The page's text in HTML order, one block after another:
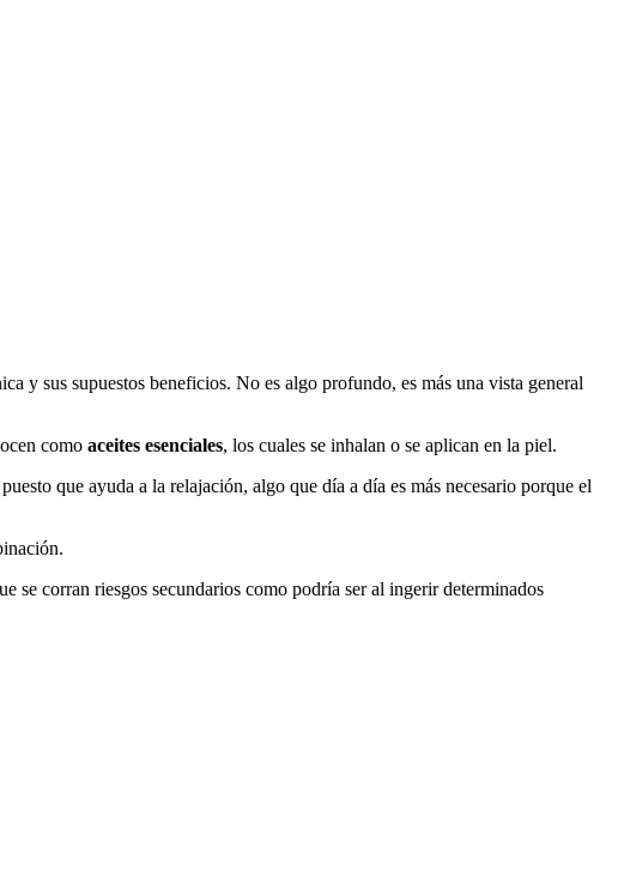
y sus supuestos beneficios. No es algo profundo, es más una vista general
como aceites esenciales, los cuales se inhalan o se aplican en la piel.
que ayuda a la relajación, algo que día a día es más necesario porque el
se corran riesgos secundarios como podría ser al ingerir determinados